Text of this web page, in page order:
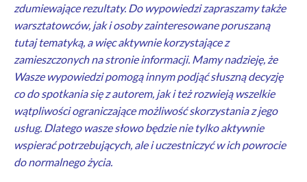
zdumiewające rezultaty. Do wypowiedzi zapraszamy także
warsztatowców, jak i osoby zainteresowane poruszaną
tutaj tematyką, a więc aktywnie korzystające z
zamieszczonych na stronie informacji. Mamy nadzieję, że
Wasze wypowiedzi pomogą innym podjąć słuszną decyzję
co do spotkania się z autorem, jak i też rozwieją wszelkie
wątpliwości ograniczające możliwość skorzystania z jego
usług. Dlatego wasze słowo będzie nie tylko aktywnie
wspierać potrzebujących, ale i uczestniczyć w ich powrocie
do normalnego życia.